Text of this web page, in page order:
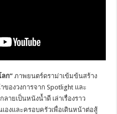
ก” ภาพยนตร์ดราม่าเข้มข้นสร้าง
ของวงการจาก Spotlight และ
ายเป็นหนังน้ำดี เล่าเรื่องราว
องและครอบครัวเพื่อเดินหน้าต่อสู้